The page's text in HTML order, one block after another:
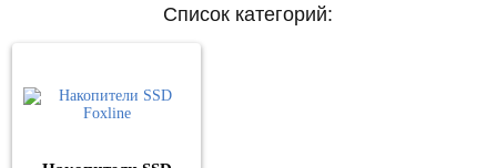
Список категорий: